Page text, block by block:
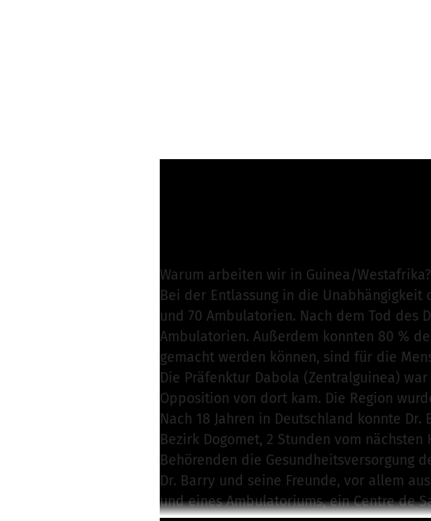
Warum arbeiten wir in Guinea/Westafrika?
Bei der Entlassung in die Unabhängigkeit
und 70 Ambulatorien. Nach dem Tod des
Ambulatorien. Außerdem konnten 80 %
gemacht werden können, sind für die
Die Präfenktur Dabola (Zentralguinea)
Opposition von dort kam. Die Region
Nach 18 Jahren in Deutschland konnte
Bezirk Dogomet, 2 Stunden vom
Behörenden die Gesundheitsversorgung
Dr. Barry und seine Freunde, vor allem
und eines Ambulatoriums, ein Centre de